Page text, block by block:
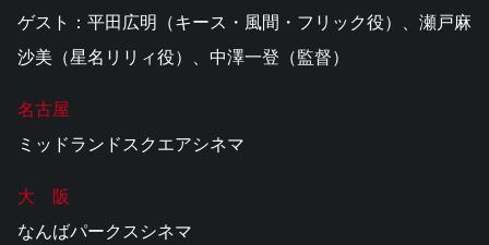
ゲスト：平田広明（キース・風間・フリック役）、瀬戸麻
沙美（星名リリィ役）、中澤一登（監督）
名古屋
ミッドランドスクエアシネマ
大 阪
なんばパークスシネマ